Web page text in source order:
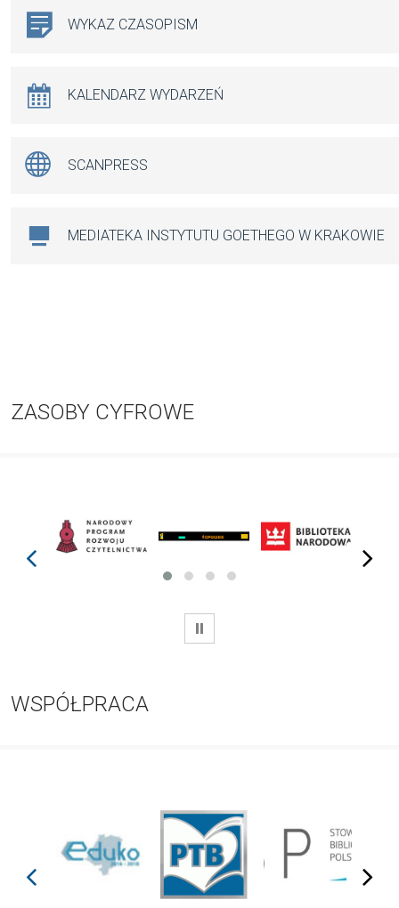
WYKAZ CZASOPISM
KALENDARZ WYDARZEŃ
SCANPRESS
MEDIATEKA INSTYTUTU GOETHEGO W KRAKOWIE
ZASOBY CYFROWE
prev next
WSTRZYMAJ
WSPÓŁPRACA
prev next